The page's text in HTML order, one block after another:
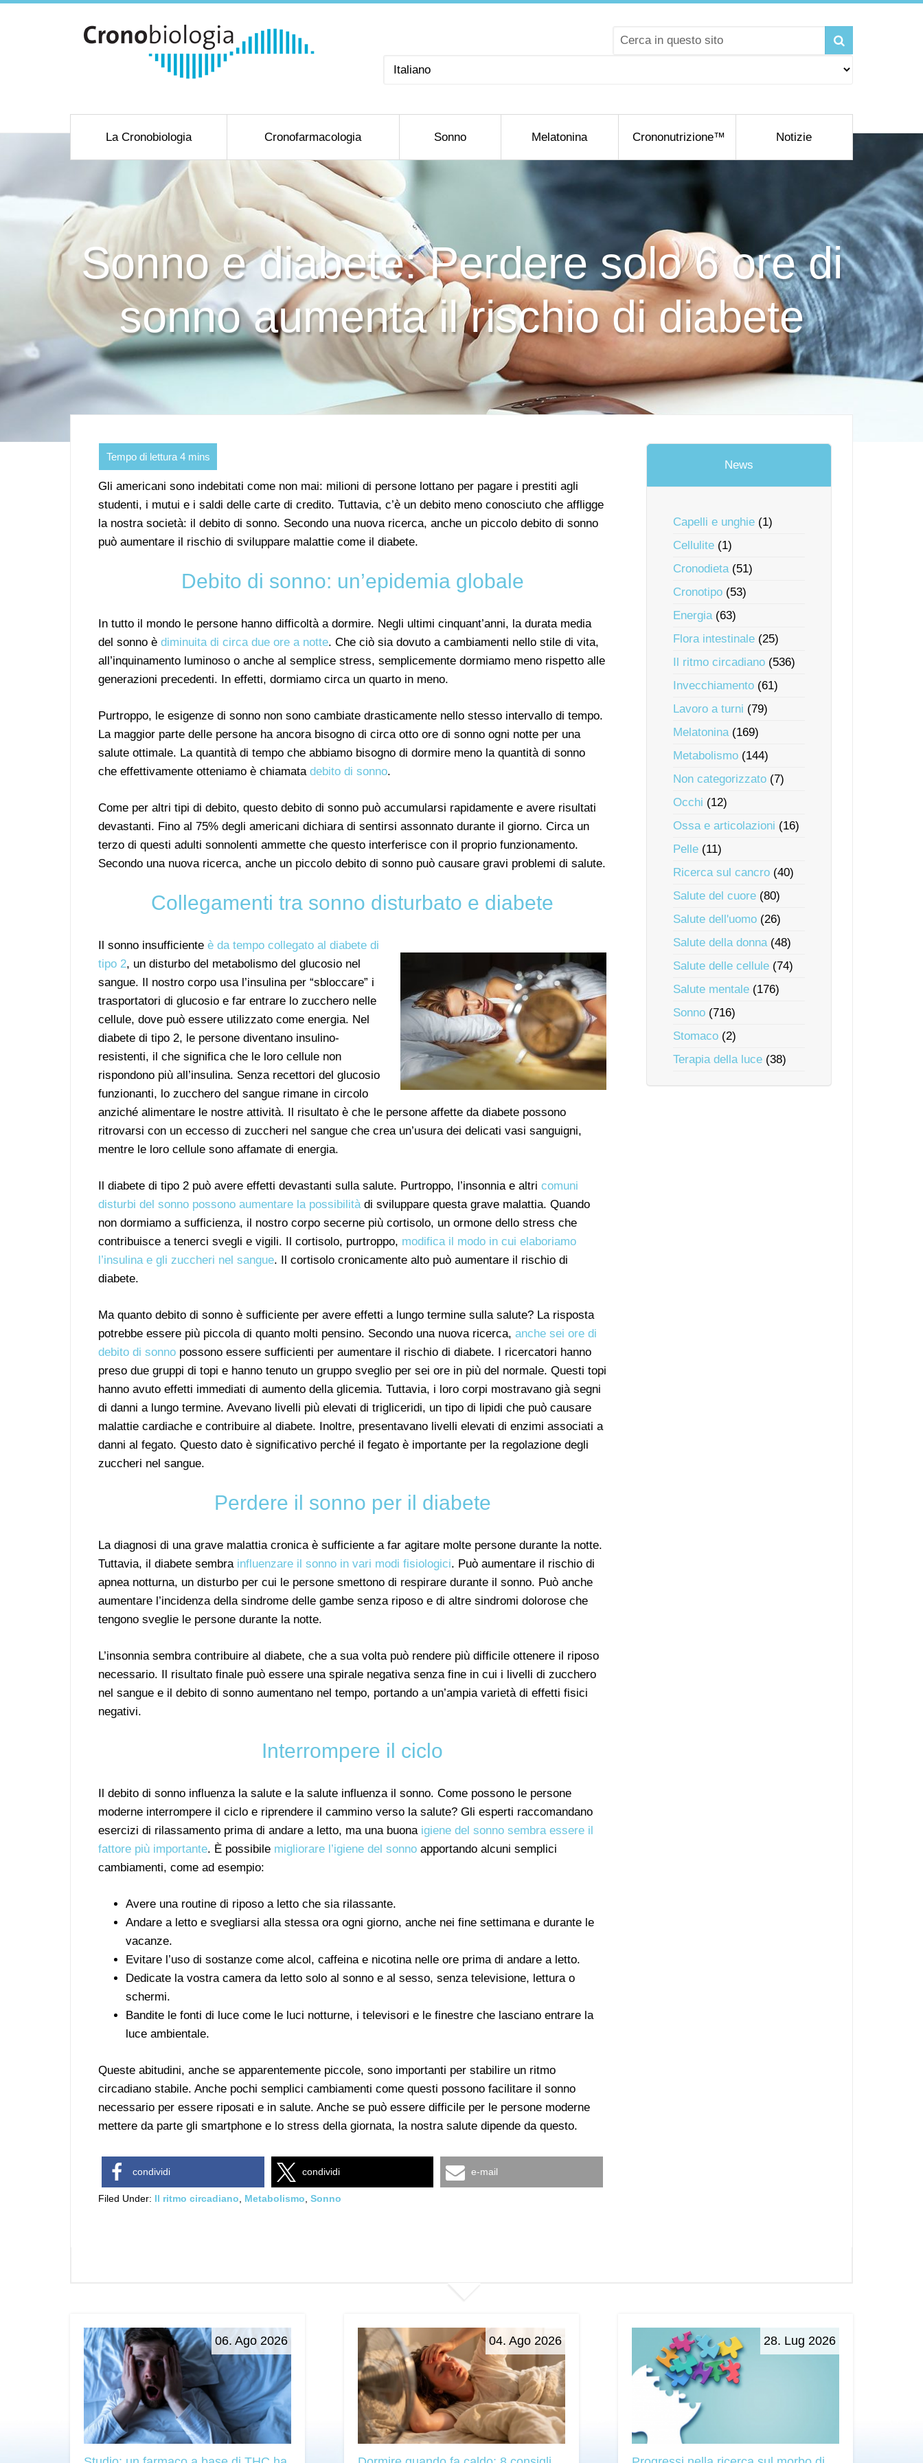
Scegli
La Cronobiologia Cronofarmacologia Sonno Melatonina Crononutrizione™ Notizie
Sonno e diabete: Perdere solo 6 ore di
sonno aumenta il rischio di diabete
Gli americani sono indebitati come non mai: milioni di persone lottano per pagare i prestiti agli
studenti, i mutui e i saldi delle carte di credito. Tuttavia, c’è un debito meno conosciuto che affligge
la nostra società: il debito di sonno. Secondo una nuova ricerca, anche un piccolo debito di sonno
può aumentare il rischio di sviluppare malattie come il diabete.
Debito di sonno: un’epidemia globale
In tutto il mondo le persone hanno difficoltà a dormire. Negli ultimi cinquant’anni, la durata media
del sonno è diminuita di circa due ore a notte. Che ciò sia dovuto a cambiamenti nello stile di vita,
all’inquinamento luminoso o anche al semplice stress, semplicemente dormiamo meno rispetto alle
generazioni precedenti. In effetti, dormiamo circa un quarto in meno.
Purtroppo, le esigenze di sonno non sono cambiate drasticamente nello stesso intervallo di tempo.
La maggior parte delle persone ha ancora bisogno di circa otto ore di sonno ogni notte per una
salute ottimale. La quantità di tempo che abbiamo bisogno di dormire meno la quantità di sonno
che effettivamente otteniamo è chiamata debito di sonno.
Come per altri tipi di debito, questo debito di sonno può accumularsi rapidamente e avere risultati
devastanti. Fino al 75% degli americani dichiara di sentirsi assonnato durante il giorno. Circa un
terzo di questi adulti sonnolenti ammette che questo interferisce con il proprio funzionamento.
Secondo una nuova ricerca, anche un piccolo debito di sonno può causare gravi problemi di salute.
Collegamenti tra sonno disturbato e diabete
Il sonno insufficiente è da tempo collegato al diabete di
tipo 2, un disturbo del metabolismo del glucosio nel
sangue. Il nostro corpo usa l’insulina per “sbloccare” i
trasportatori di glucosio e far entrare lo zucchero nelle
cellule, dove può essere utilizzato come energia. Nel
diabete di tipo 2, le persone diventano insulino-
resistenti, il che significa che le loro cellule non
rispondono più all’insulina. Senza recettori del glucosio
funzionanti, lo zucchero del sangue rimane in circolo
anziché alimentare le nostre attività. Il risultato è che le persone affette da diabete possono
ritrovarsi con un eccesso di zuccheri nel sangue che crea un’usura dei delicati vasi sanguigni,
mentre le loro cellule sono affamate di energia.
Il diabete di tipo 2 può avere effetti devastanti sulla salute. Purtroppo, l’insonnia e altri comuni
disturbi del sonno possono aumentare la possibilitàdi sviluppare questa grave malattia. Quando
non dormiamo a sufficienza, il nostro corpo secerne più cortisolo, un ormone dello stress che
contribuisce a tenerci svegli e vigili. Il cortisolo, purtroppo, modifica il modo in cui elaboriamo
l’insulina e gli zuccheri nel sangue. Il cortisolo cronicamente alto può aumentare il rischio di
diabete.
Ma quanto debito di sonno è sufficiente per avere effetti a lungo termine sulla salute? La risposta
potrebbe essere più piccola di quanto molti pensino. Secondo una nuova ricerca, anche sei ore di
debito di sonno possono essere sufficienti per aumentare il rischio di diabete. I ricercatori hanno
preso due gruppi di topi e hanno tenuto un gruppo sveglio per sei ore in più del normale. Questi topi
hanno avuto effetti immediati di aumento della glicemia. Tuttavia, i loro corpi mostravano già segni
di danni a lungo termine. Avevano livelli più elevati di trigliceridi, un tipo di lipidi che può causare
malattie cardiache e contribuire al diabete. Inoltre, presentavano livelli elevati di enzimi associati a
danni al fegato. Questo dato è significativo perché il fegato è importante per la regolazione degli
zuccheri nel sangue.
Perdere il sonno per il diabete
La diagnosi di una grave malattia cronica è sufficiente a far agitare molte persone durante la notte.
Tuttavia, il diabete sembra influenzare il sonno in vari modi fisiologici. Può aumentare il rischio di
apnea notturna, un disturbo per cui le persone smettono di respirare durante il sonno. Può anche
aumentare l’incidenza della sindrome delle gambe senza riposo e di altre sindromi dolorose che
tengono sveglie le persone durante la notte.
L’insonnia sembra contribuire al diabete, che a sua volta può rendere più difficile ottenere il riposo
necessario. Il risultato finale può essere una spirale negativa senza fine in cui i livelli di zucchero
nel sangue e il debito di sonno aumentano nel tempo, portando a un’ampia varietà di effetti fisici
negativi.
Interrompere il ciclo
Il debito di sonno influenza la salute e la salute influenza il sonno. Come possono le persone
moderne interrompere il ciclo e riprendere il cammino verso la salute? Gli esperti raccomandano
esercizi di rilassamento prima di andare a letto, ma una buona igiene del sonno sembra essere il
fattore più importante. È possibile migliorare l’igiene del sonno apportando alcuni semplici
cambiamenti, come ad esempio:
Avere una routine di riposo a letto che sia rilassante.
Andare a letto e svegliarsi alla stessa ora ogni giorno, anche nei fine settimana e durante le
vacanze.
Evitare l’uso di sostanze come alcol, caffeina e nicotina nelle ore prima di andare a letto.
Dedicate la vostra camera da letto solo al sonno e al sesso, senza televisione, lettura o
schermi.
Bandite le fonti di luce come le luci notturne, i televisori e le finestre che lasciano entrare la
luce ambientale.
Queste abitudini, anche se apparentemente piccole, sono importanti per stabilire un ritmo
circadiano stabile. Anche pochi semplici cambiamenti come questi possono facilitare il sonno
necessario per essere riposati e in salute. Anche se può essere difficile per le persone moderne
mettere da parte gli smartphone e lo stress della giornata, la nostra salute dipende da questo.
condividi condividi e-mail
Filed Under: Il ritmo circadiano Metabolismo Sonno
News
Capelli e unghie (1)
Cellulite (1)
Cronodieta(51)
Cronotipo (53)
Energia(63)
Flora intestinale (25)
Il ritmo circadiano (536)
Invecchiamento (61)
Lavoro a turni (79)
Melatonina(169)
Metabolismo (144)
Non categorizzato (7)
Occhi (12)
Ossa e articolazioni (16)
Pelle (11)
Ricerca sul cancro (40)
Salute del cuore (80)
Salute dell'uomo (26)
Salute della donna(48)
Salute delle cellule (74)
Salute mentale (176)
Sonno (716)
Stomaco (2)
Terapia della luce (38)
06. Ago 2026 04. Ago 2026 28. Lug 2026